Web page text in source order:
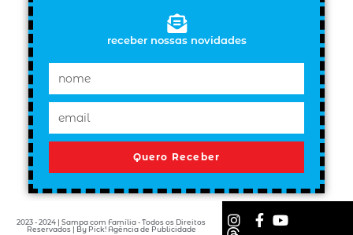
receber nossas novidades
Quero Receber
2023 - 2024 | Sampa com Família - Todos os Direitos
Reservados | By Pick! Agência de Publicidade